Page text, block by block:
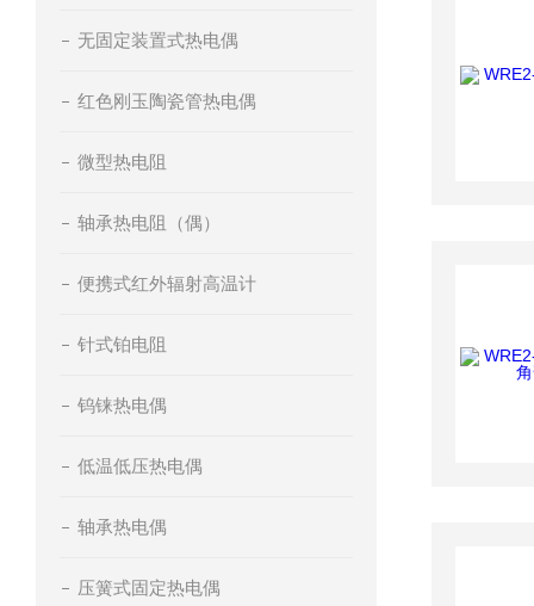
无固定装置式热电偶
红色刚玉陶瓷管热电偶
微型热电阻
轴承热电阻（偶）
便携式红外辐射高温计
针式铂电阻
钨铼热电偶
低温低压热电偶
轴承热电偶
压簧式固定热电偶